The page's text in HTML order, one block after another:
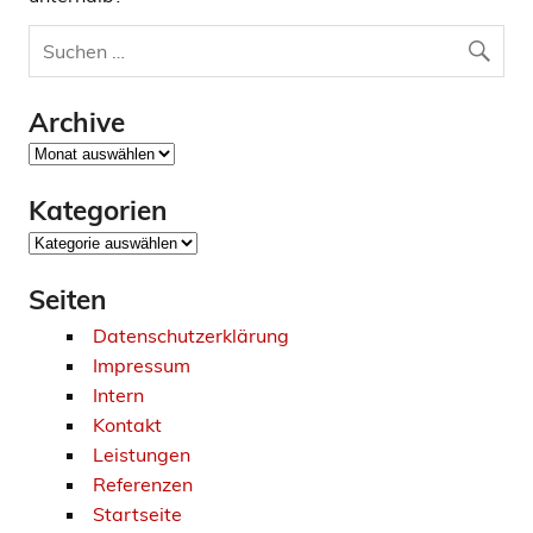
Archive
Archive
Kategorien
Kategorien
Seiten
Datenschutzerklärung
Impressum
Intern
Kontakt
Leistungen
Referenzen
Startseite